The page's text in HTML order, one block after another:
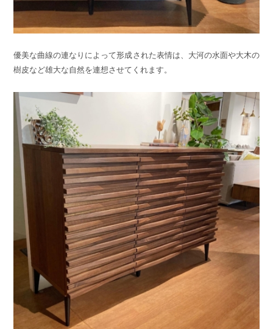
優美な曲線の連なりによって形成された表情は、大河の水面や大木の
樹皮など雄大な自然を連想させてくれます。